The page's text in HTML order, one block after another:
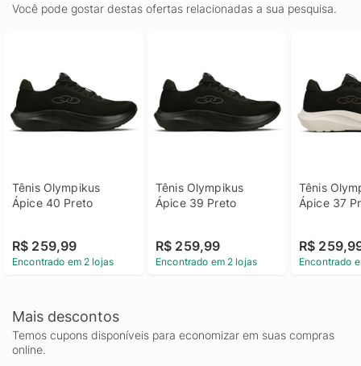
Você pode gostar destas ofertas relacionadas a sua pesquisa.
Tênis Olympikus
Ápice 40 Preto
R$ 259,99
Encontrado em 2 lojas
Tênis Olympikus
Ápice 39 Preto
R$ 259,99
Encontrado em 2 lojas
Tênis
Ápice 37
R$
Encontrado
Mais descontos
Temos cupons disponíveis para economizar em suas compras
online.